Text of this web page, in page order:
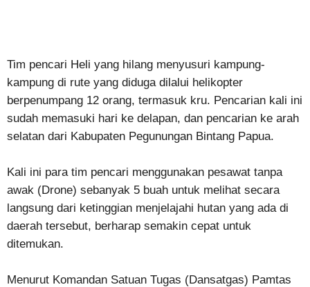
Tim pencari Heli yang hilang menyusuri kampung-
kampung di rute yang diduga dilalui helikopter
berpenumpang 12 orang, termasuk kru. Pencarian kali ini
sudah memasuki hari ke delapan, dan pencarian ke arah
selatan dari Kabupaten Pegunungan Bintang Papua.
Kali ini para tim pencari menggunakan pesawat tanpa
awak (Drone) sebanyak 5 buah untuk melihat secara
langsung dari ketinggian menjelajahi hutan yang ada di
daerah tersebut, berharap semakin cepat untuk
ditemukan.
Menurut Komandan Satuan Tugas (Dansatgas) Pamtas